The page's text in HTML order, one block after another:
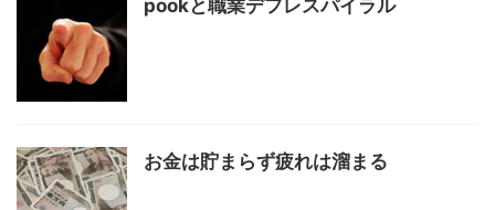
pookと職業デフレスパイラル
お金は貯まらず疲れは溜まる